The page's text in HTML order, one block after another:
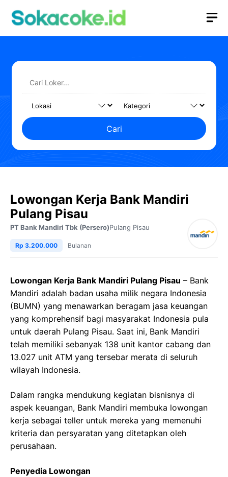
Cari
Lowongan Kerja Bank Mandiri
Pulang Pisau
PT Bank Mandiri Tbk (Persero)Pulang Pisau
Rp 3.200.000 Bulanan
Lowongan Kerja Bank Mandiri Pulang Pisau – Bank
Mandiri adalah badan usaha milik negara Indonesia
(BUMN) yang menawarkan beragam jasa keuangan
yang komprehensif bagi masyarakat Indonesia pula
untuk daerah Pulang Pisau. Saat ini, Bank Mandiri
telah memiliki sebanyak 138 unit kantor cabang dan
13.027 unit ATM yang tersebar merata di seluruh
wilayah Indonesia.
Dalam rangka mendukung kegiatan bisnisnya di
aspek keuangan, Bank Mandiri membuka lowongan
kerja sebagai teller untuk mereka yang memenuhi
kriteria dan persyaratan yang ditetapkan oleh
perusahaan.
Penyedia Lowongan